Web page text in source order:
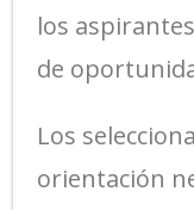
los
de
Los
orientación